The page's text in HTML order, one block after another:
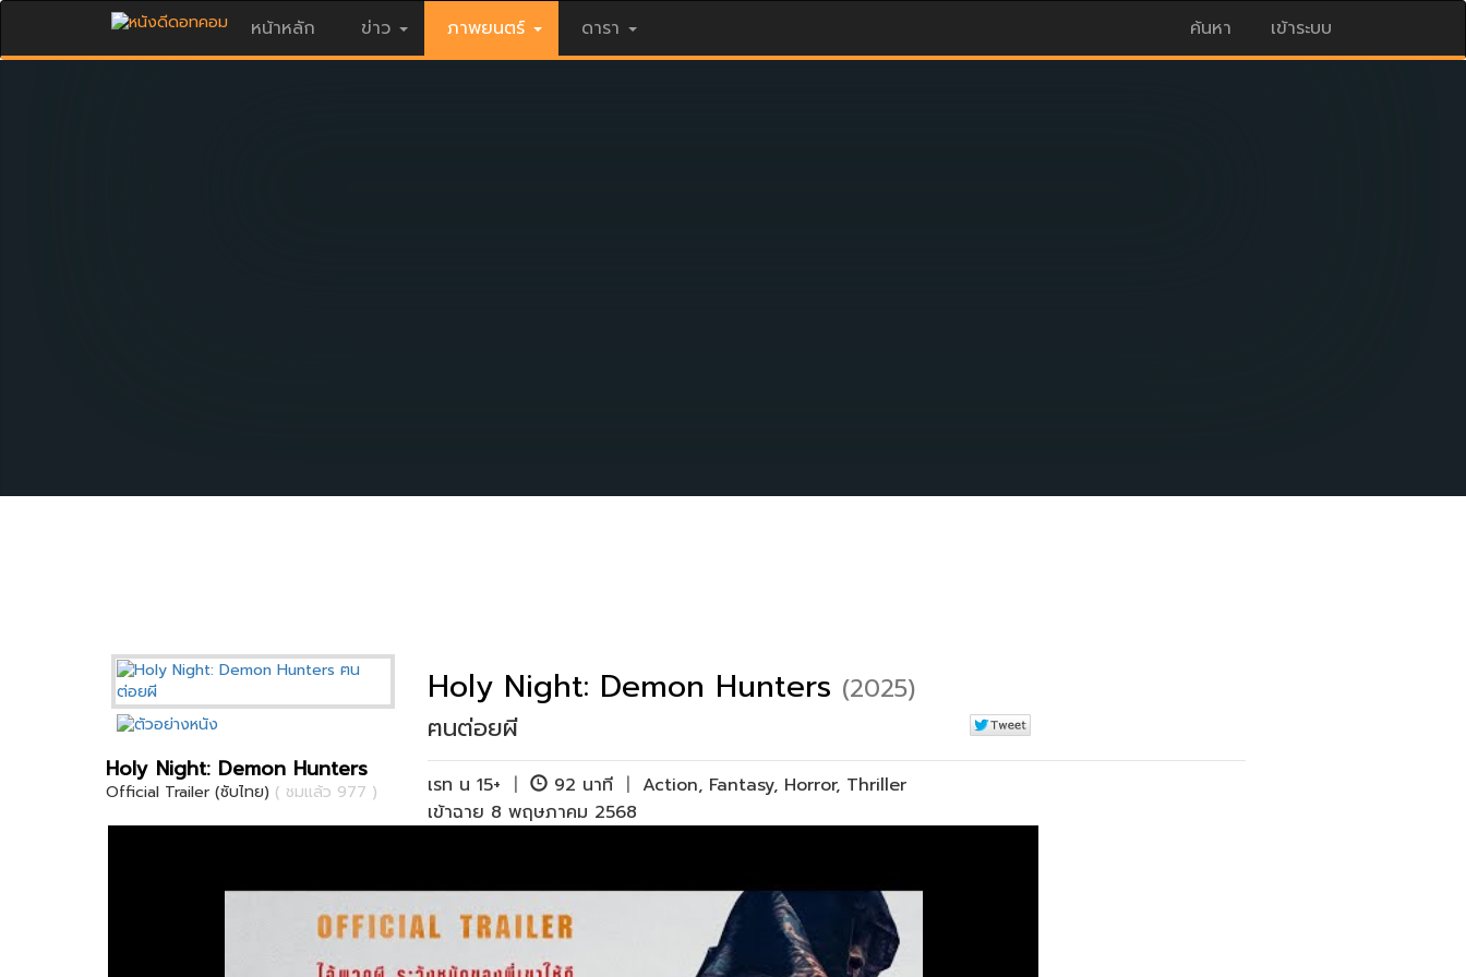
หน้าหลัก ข่าว ภาพยนตร์ ดารา ค้นหา เข้าระบบ
Holy Night: Demon Hunters (2025)
ฅนต่อยผี
เรท น 15+ | 92 นาที | Action, Fantasy, Horror, Thriller
เข้าฉาย 8 พฤษภาคม 2568
Holy Night: Demon Hunters
Official Trailer (ซับไทย) ( ชมแล้ว 977 )